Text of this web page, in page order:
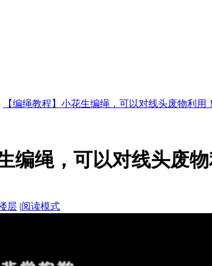
【编绳教程】小花生编绳，可以对线头废物利用
编绳，可以对线头废
层 |阅读模式